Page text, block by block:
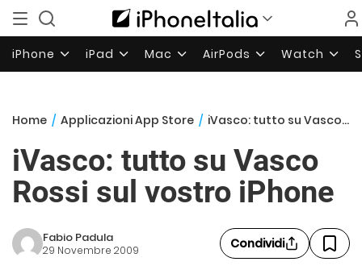
iPhone iPad Mac AirPods Watch
Home / Applicazioni App Store / iVasco: tutto su Vasco Rossi sul vostro iPhone
iVasco: tutto su Vasco
Rossi sul vostro iPhone
Fabio Padula
29 Novembre 2009 Condividi